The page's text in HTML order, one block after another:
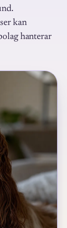
kan
hanterar